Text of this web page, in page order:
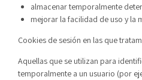
almacenar temporalmente
mejorar la facilidad de uso y la
Cookies de sesión en las que
Aquellas que se utilizan para
temporalmente a un usuario (por